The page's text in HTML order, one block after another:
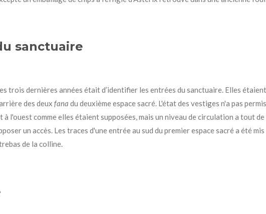
sanctuaire
trois dernières années était d’identifier les entrées du sanctuaire. Elles
des deux fana du deuxième espace sacré. L'état des vestiges n'a pas
l'ouest comme elles étaient supposées, mais un niveau de circulation a tout
un accès. Les traces d'une entrée au sud du premier espace sacré a été
de la colline.